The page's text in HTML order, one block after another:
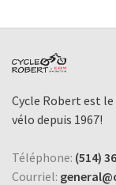
Cycle Robert est
vélo depuis 1967!
Téléphone: (514)
Courriel: